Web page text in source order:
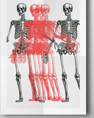
Canvas
Art